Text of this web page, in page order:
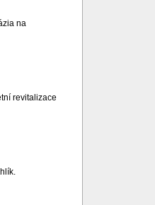
na
revitalizace